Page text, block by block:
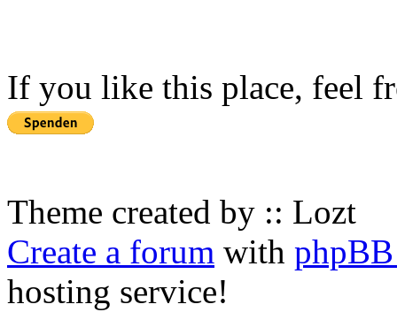
If you like this place, feel
Theme created by :: Lozt
Create a forum with
hosting service!